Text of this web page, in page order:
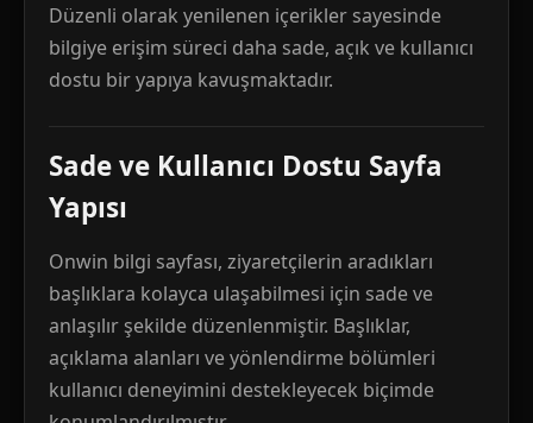
Düzenli olarak yenilenen içerikler sayesinde
bilgiye erişim süreci daha sade, açık ve kullanıcı
dostu bir yapıya kavuşmaktadır.
Sade ve Kullanıcı Dostu Sayfa
Yapısı
Onwin bilgi sayfası, ziyaretçilerin aradıkları
başlıklara kolayca ulaşabilmesi için sade ve
anlaşılır şekilde düzenlenmiştir. Başlıklar,
açıklama alanları ve yönlendirme bölümleri
kullanıcı deneyimini destekleyecek biçimde